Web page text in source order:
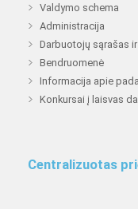
Valdymo schema
Administracija
Darbuotojų sąrašas
Bendruomenė
Informacija apie
Konkursai į laisvas
Centralizuotas